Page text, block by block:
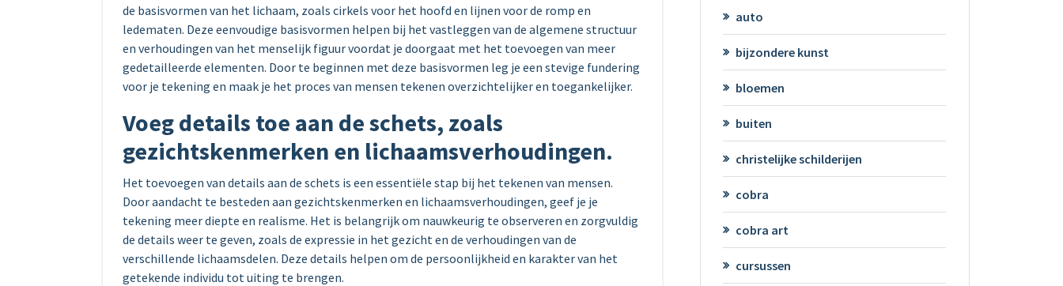
de basisvormen van het lichaam, zoals cirkels voor het hoofd en lijnen voor de romp en
ledematen. Deze eenvoudige basisvormen helpen bij het vastleggen van de algemene structuur
en verhoudingen van het menselijk figuur voordat je doorgaat met het toevoegen van meer
gedetailleerde elementen. Door te beginnen met deze basisvormen leg je een stevige fundering
voor je tekening en maak je het proces van mensen tekenen overzichtelijker en toegankelijker.
Voeg details toe aan de schets, zoals
gezichtskenmerken en lichaamsverhoudingen.
Het toevoegen van details aan de schets is een essentiële stap bij het tekenen van mensen.
Door aandacht te besteden aan gezichtskenmerken en lichaamsverhoudingen, geef je je
tekening meer diepte en realisme. Het is belangrijk om nauwkeurig te observeren en zorgvuldig
de details weer te geven, zoals de expressie in het gezicht en de verhoudingen van de
verschillende lichaamsdelen. Deze details helpen om de persoonlijkheid en karakter van het
getekende individu tot uiting te brengen.
auto
bijzondere kunst
bloemen
buiten
christelijke schilderijen
cobra
cobra art
cursussen